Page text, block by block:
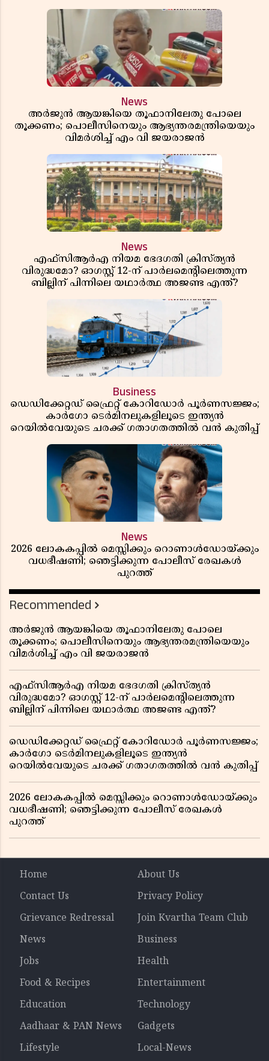
News
അർജുൻ ആയങ്കിയെ തൂഫാനിലേതു പോലെ
തൂക്കണം; പൊലീസിനെയും ആഭ്യന്തരമന്ത്രിയെയും
വിമർശിച്ച് എം വി ജയരാജൻ
News
എഫ്സിആർഎ നിയമ ഭേദഗതി ക്രിസ്ത്യൻ
വിരുദ്ധമോ? ഓഗസ്റ്റ് 12-ന് പാർലമെന്റിലെത്തുന്ന
ബില്ലിന് പിന്നിലെ യഥാർത്ഥ അജണ്ട എന്ത്?
Business
ഡെഡിക്കേറ്റഡ് ഫ്രൈറ്റ് കോറിഡോർ പൂർണസജ്ജം;
കാർഗോ ടെർമിനലുകളിലൂടെ ഇന്ത്യൻ
റെയിൽവേയുടെ ചരക്ക് ഗതാഗതത്തിൽ വൻ കുതിപ്പ്
News
2026 ലോകകപ്പിൽ മെസ്സിക്കും റൊണാൾഡോയ്ക്കും
വധഭീഷണി; ഞെട്ടിക്കുന്ന പോലീസ് രേഖകൾ
പുറത്ത്
Recommended
അർജുൻ ആയങ്കിയെ തൂഫാനിലേതു പോലെ
തൂക്കണം; പൊലീസിനെയും ആഭ്യന്തരമന്ത്രിയെയും
വിമർശിച്ച് എം വി ജയരാജൻ
എഫ്സിആർഎ നിയമ ഭേദഗതി ക്രിസ്ത്യൻ
വിരുദ്ധമോ? ഓഗസ്റ്റ് 12-ന് പാർലമെന്റിലെത്തുന്ന
ബില്ലിന് പിന്നിലെ യഥാർത്ഥ അജണ്ട എന്ത്?
ഡെഡിക്കേറ്റഡ് ഫ്രൈറ്റ് കോറിഡോർ പൂർണസജ്ജം;
കാർഗോ ടെർമിനലുകളിലൂടെ ഇന്ത്യൻ
റെയിൽവേയുടെ ചരക്ക് ഗതാഗതത്തിൽ വൻ കുതിപ്പ്
2026 ലോകകപ്പിൽ മെസ്സിക്കും റൊണാൾഡോയ്ക്കും
വധഭീഷണി; ഞെട്ടിക്കുന്ന പോലീസ് രേഖകൾ
പുറത്ത്
Home
About Us
Contact Us
Privacy Policy
Grievance Redressal
Join Kvartha Team Club
News
Business
Jobs
Health
Food & Recipes
Entertainment
Education
Technology
Aadhaar & PAN News
Gadgets
Lifestyle
Local-News